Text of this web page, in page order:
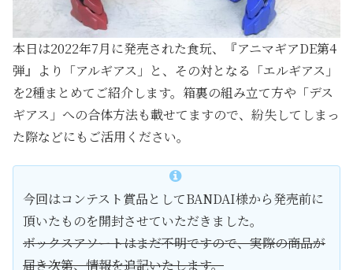
本日は2022年7月に発売された食玩、『アニマギアDE第4
弾』より「アルギアス」と、その対となる「エルギアス」
を2種まとめてご紹介します。箱裏の組み立て方や「デス
ギアス」への合体方法も載せてますので、紛失してしまっ
た際などにもご活用ください。
今回はコンテスト賞品としてBANDAI様から発売前に
頂いたものを開封させていただきました。
ボックスアソートはまだ不明ですので、実際の商品が
届き次第、情報を追記いたします。